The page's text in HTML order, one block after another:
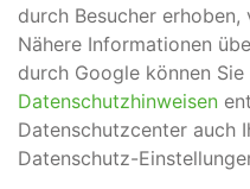
durch Besucher
Nähere Informationen
durch Google können Sie
Datenschutzhinweisen
Datenschutzcenter auch
Datenschutz-